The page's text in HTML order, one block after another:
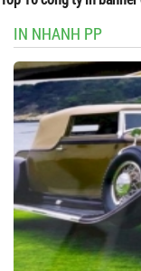
IN NHANH PP